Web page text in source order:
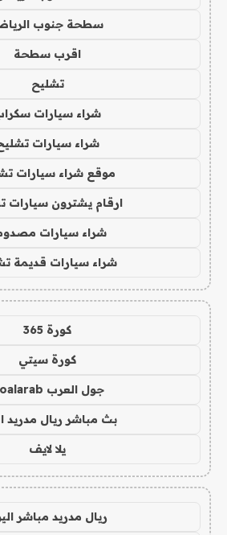
سطحة جنوب
اقرب سطحة
تشليح
شراء سيارات
شراء سيارات
موقع شراء سيارات
ارقام يشترون سيارات
شراء سيارات
شراء سيارات قديمة
كورة 365
كورة سيتي
جول العرب goalarab
بث مباشر ريال مدريد
يلا لايف
ريال مدريد مباشر